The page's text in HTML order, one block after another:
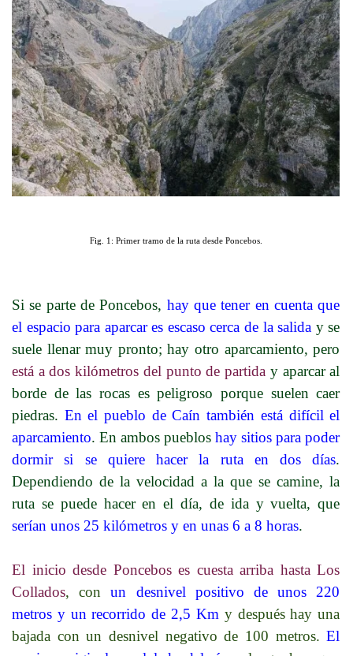
Fig. 1: Primer tramo de la ruta desde Poncebos.
Si se parte de Poncebos, hay que tener en cuenta que
el espacio para aparcar es escaso cerca de la salida y se
suele llenar muy pronto; hay otro aparcamiento, pero
está a dos kilómetros del punto de partida y aparcar al
borde de las rocas es peligroso porque suelen caer
piedras. En el pueblo de Caín también está difícil el
aparcamiento. En ambos puebloshay sitios para poder
dormir si se quiere hacer la ruta en dos días.
Dependiendo de la velocidad a la que se camine, la
ruta se puede hacer en el día, de ida y vuelta, que
serían unos 25 kilómetros y en unas 6 a 8 horas.
El inicio desde Poncebos es cuesta arriba hasta Los
Collados, con un desnivel positivo de unos 220
metros y un recorrido de 2,5 Kmy después hay una
bajada con un desnivel negativo de 100 metros.El